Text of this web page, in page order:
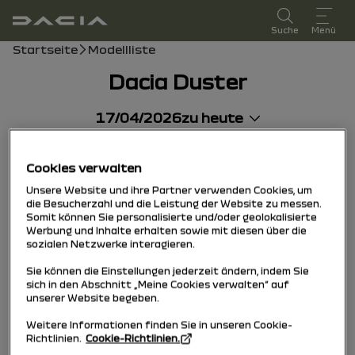
Benutzerhandbuch
Suche Menü
Breadcrumb
Startseite Modellliste
Dacia Duster
17/04/2026zu heute
Cookies verwalten
Unsere Website und ihre Partner verwenden Cookies, um
die Besucherzahl und die Leistung der Website zu messen.
Somit können Sie personalisierte und/oder geolokalisierte
Werbung und Inhalte erhalten sowie mit diesen über die
sozialen Netzwerke interagieren.
Sie können die Einstellungen jederzeit ändern, indem Sie
sich in den Abschnitt „Meine Cookies verwalten“ auf
unserer Website begeben.
Weitere Informationen finden Sie in unseren Cookie-
Richtlinien. Cookie-Richtlinien.